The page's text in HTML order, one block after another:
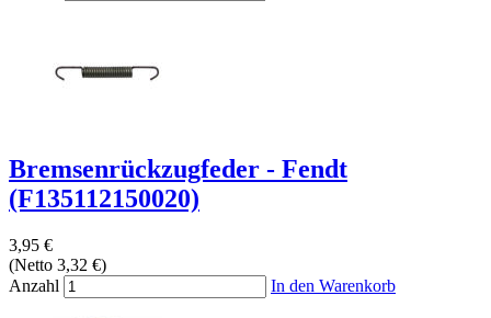
Bremsenrückzugfeder - Fendt
(F135112150020)
3,95 €
(Netto 3,32 €)
Anzahl
In den Warenkorb